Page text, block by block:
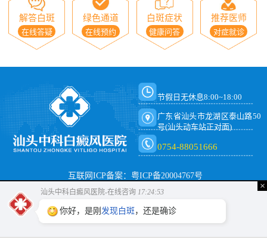
解答白斑
在线答疑
绿色通道
在线预约
白斑症状
健康问答
推荐医师
对症就诊
节假日无休息8:00~18:00
广东省汕头市龙湖区泰山路50
号(汕头动车站正对面)
0754-88051666
互联网ICP备案：粤ICP备20004767号
×
汕头中科白癜风医院-在线咨询 17:24:54
你好，是刚 发现白斑 ，还是确诊